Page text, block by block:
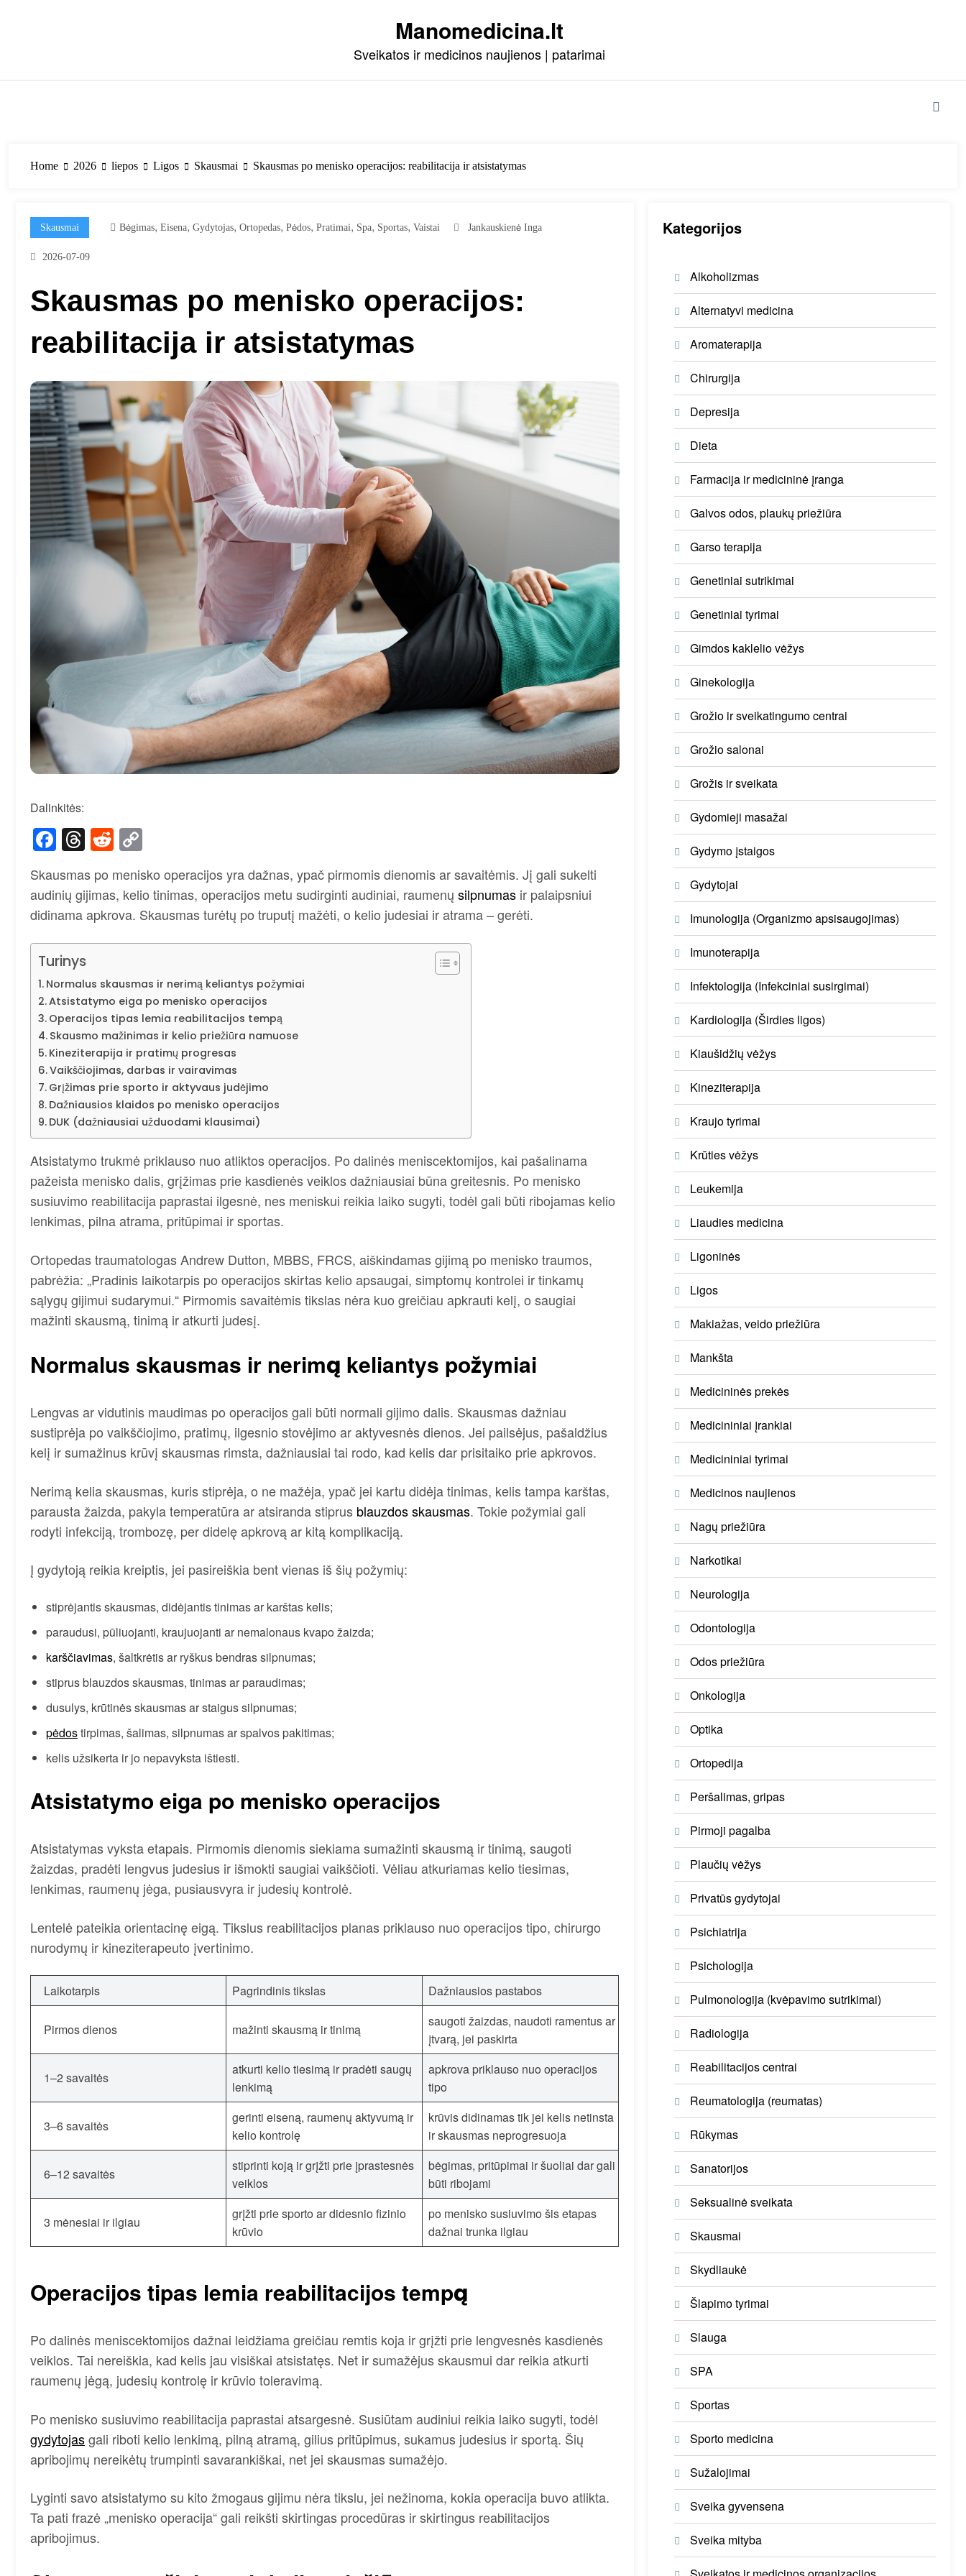
Manomedicina.lt
Sveikatos ir medicinos naujienos | patarimai
Home 2026 liepos Ligos Skausmai Skausmas po menisko operacijos: reabilitacija ir atsistatymas
Skausmai Bėgimas, Eisena, Gydytojas, Ortopedas, Pėdos, Pratimai, Spa, Sportas, Vaistai Jankauskienė Inga
2026-07-09
Skausmas po menisko operacijos:
reabilitacija ir atsistatymas
Dalinkitės:
Facebook
Threads
Reddit
Link
Skausmas po menisko operacijos yra dažnas, ypač pirmomis dienomis ar savaitėmis. Jį gali sukelti
audinių gijimas, kelio tinimas, operacijos metu sudirginti audiniai, raumenų silpnumas ir palaipsniui
didinama apkrova. Skausmas turėtų po truputį mažėti, o kelio judesiai ir atrama – gerėti.
Turinys
Normalus skausmas ir nerimą keliantys požymiai
Atsistatymo eiga po menisko operacijos
Operacijos tipas lemia reabilitacijos tempą
Skausmo mažinimas ir kelio priežiūra namuose
Kineziterapija ir pratimų progresas
Vaikščiojimas, darbas ir vairavimas
Grįžimas prie sporto ir aktyvaus judėjimo
Dažniausios klaidos po menisko operacijos
DUK (dažniausiai užduodami klausimai)
Atsistatymo trukmė priklauso nuo atliktos operacijos. Po dalinės meniscektomijos, kai pašalinama
pažeista menisko dalis, grįžimas prie kasdienės veiklos dažniausiai būna greitesnis. Po menisko
susiuvimo reabilitacija paprastai ilgesnė, nes meniskui reikia laiko sugyti, todėl gali būti ribojamas kelio
lenkimas, pilna atrama, pritūpimai ir sportas.
Ortopedas traumatologas Andrew Dutton, MBBS, FRCS, aiškindamas gijimą po menisko traumos,
pabrėžia: „Pradinis laikotarpis po operacijos skirtas kelio apsaugai, simptomų kontrolei ir tinkamų
sąlygų gijimui sudarymui.“ Pirmomis savaitėmis tikslas nėra kuo greičiau apkrauti kelį, o saugiai
mažinti skausmą, tinimą ir atkurti judesį.
Normalus skausmas ir nerimą keliantys požymiai
Lengvas ar vidutinis maudimas po operacijos gali būti normali gijimo dalis. Skausmas dažniau
sustiprėja po vaikščiojimo, pratimų, ilgesnio stovėjimo ar aktyvesnės dienos. Jei pailsėjus, pašaldžius
kelį ir sumažinus krūvį skausmas rimsta, dažniausiai tai rodo, kad kelis dar prisitaiko prie apkrovos.
Nerimą kelia skausmas, kuris stiprėja, o ne mažėja, ypač jei kartu didėja tinimas, kelis tampa karštas,
parausta žaizda, pakyla temperatūra ar atsiranda stiprus blauzdos skausmas. Tokie požymiai gali
rodyti infekciją, trombozę, per didelę apkrovą ar kitą komplikaciją.
Į gydytoją reikia kreiptis, jei pasireiškia bent vienas iš šių požymių:
stiprėjantis skausmas, didėjantis tinimas ar karštas kelis;
paraudusi, pūliuojanti, kraujuojanti ar nemalonaus kvapo žaizda;
karščiavimas, šaltkrėtis ar ryškus bendras silpnumas;
stiprus blauzdos skausmas, tinimas ar paraudimas;
dusulys, krūtinės skausmas ar staigus silpnumas;
pėdostirpimas, šalimas, silpnumas ar spalvos pakitimas;
kelis užsikerta ir jo nepavyksta ištiesti.
Atsistatymo eiga po menisko operacijos
Atsistatymas vyksta etapais. Pirmomis dienomis siekiama sumažinti skausmą ir tinimą, saugoti
žaizdas, pradėti lengvus judesius ir išmokti saugiai vaikščioti. Vėliau atkuriamas kelio tiesimas,
lenkimas, raumenų jėga, pusiausvyra ir judesių kontrolė.
Lentelė pateikia orientacinę eigą. Tikslus reabilitacijos planas priklauso nuo operacijos tipo, chirurgo
nurodymų ir kineziterapeuto įvertinimo.
Laikotarpis Pagrindinis tikslas Dažniausios pastabos
Pirmos dienos mažinti skausmą ir tinimą
saugoti žaizdas, naudoti ramentus ar
įtvarą, jei paskirta
1–2 savaitės
atkurti kelio tiesimą ir pradėti saugų
lenkimą
apkrova priklauso nuo operacijos
tipo
3–6 savaitės
gerinti eiseną, raumenų aktyvumą ir
kelio kontrolę
krūvis didinamas tik jei kelis netinsta
ir skausmas neprogresuoja
6–12 savaitės
stiprinti koją ir grįžti prie įprastesnės
veiklos
bėgimas, pritūpimai ir šuoliai dar gali
būti ribojami
3 mėnesiai ir ilgiau
grįžti prie sporto ar didesnio fizinio
krūvio
po menisko susiuvimo šis etapas
dažnai trunka ilgiau
Operacijos tipas lemia reabilitacijos tempą
Po dalinės meniscektomijos dažnai leidžiama greičiau remtis koja ir grįžti prie lengvesnės kasdienės
veiklos. Tai nereiškia, kad kelis jau visiškai atsistatęs. Net ir sumažėjus skausmui dar reikia atkurti
raumenų jėgą, judesių kontrolę ir krūvio toleravimą.
Po menisko susiuvimo reabilitacija paprastai atsargesnė. Susiūtam audiniui reikia laiko sugyti, todėl
gydytojasgali riboti kelio lenkimą, pilną atramą, gilius pritūpimus, sukamus judesius ir sportą. Šių
apribojimų nereikėtų trumpinti savarankiškai, net jei skausmas sumažėjo.
Lyginti savo atsistatymo su kito žmogaus gijimu nėra tikslu, jei nežinoma, kokia operacija buvo atlikta.
Ta pati frazė „menisko operacija“ gali reikšti skirtingas procedūras ir skirtingus reabilitacijos
apribojimus.
Kategorijos
Alkoholizmas
Alternatyvi medicina
Aromaterapija
Chirurgija
Depresija
Dieta
Farmacija ir medicininė įranga
Galvos odos, plaukų priežiūra
Garso terapija
Genetiniai sutrikimai
Genetiniai tyrimai
Gimdos kaklelio vėžys
Ginekologija
Grožio ir sveikatingumo centrai
Grožio salonai
Grožis ir sveikata
Gydomieji masažai
Gydymo įstaigos
Gydytojai
Imunologija (Organizmo apsisaugojimas)
Imunoterapija
Infektologija (Infekciniai susirgimai)
Kardiologija (Širdies ligos)
Kiaušidžių vėžys
Kineziterapija
Kraujo tyrimai
Krūties vėžys
Leukemija
Liaudies medicina
Ligoninės
Ligos
Makiažas, veido priežiūra
Mankšta
Medicininės prekės
Medicininiai įrankiai
Medicininiai tyrimai
Medicinos naujienos
Nagų priežiūra
Narkotikai
Neurologija
Odontologija
Odos priežiūra
Onkologija
Optika
Ortopedija
Peršalimas, gripas
Pirmoji pagalba
Plaučių vėžys
Privatūs gydytojai
Psichiatrija
Psichologija
Pulmonologija (kvėpavimo sutrikimai)
Radiologija
Reabilitacijos centrai
Reumatologija (reumatas)
Rūkymas
Sanatorijos
Seksualinė sveikata
Skausmai
Skydliaukė
Šlapimo tyrimai
Slauga
SPA
Sportas
Sporto medicina
Sužalojimai
Sveika gyvensena
Sveika mityba